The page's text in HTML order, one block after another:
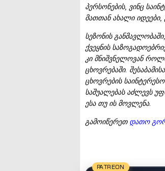
პერსონების, ვინც
მათთან ახალი იდეები,
სეზონის განმავლობაში,
ქვეყნის
კი მნიშვნელოვან
ცხოვრებაში.
ცხოვრების საინტერესო
საშუალებას აძლევს
ესა თუ ის მოვლენა.
გამოიწერეთ დათო
PATREON